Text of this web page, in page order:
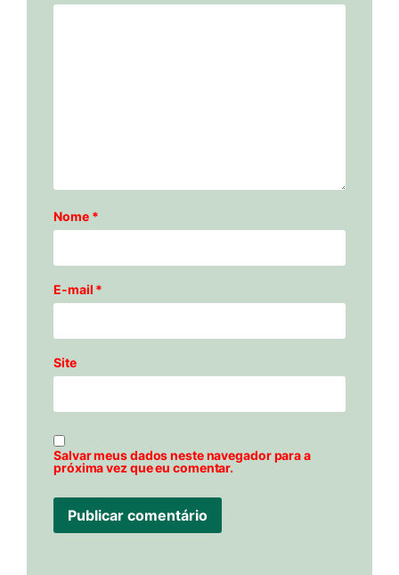
Nome *
E-mail *
Site
Salvar meus dados neste navegador para a
próxima vez que eu comentar.